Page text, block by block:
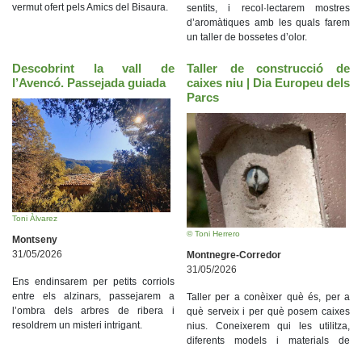
vermut ofert pels Amics del Bisaura.
sentits, i recol·lectarem mostres
d’aromàtiques amb les quals farem
un taller de bossetes d’olor.
Descobrint la vall de
l’Avencó. Passejada guiada
Toni Àlvarez
Montseny
31/05/2026
Ens endinsarem per petits corriols
entre els alzinars, passejarem a
l’ombra dels arbres de ribera i
resoldrem un misteri intrigant.
Taller de construcció de
caixes niu | Dia Europeu dels
Parcs
© Toni Herrero
Montnegre-Corredor
31/05/2026
Taller per a conèixer què és, per a
què serveix i per què posem caixes
nius. Coneixerem qui les utilitza,
diferents models i materials de